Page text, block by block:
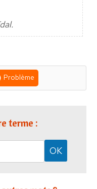
Problème
terme :